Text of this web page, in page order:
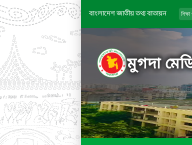
বাংলাদেশ জাতীয় তথ্য বাতায়ন
মুগদা